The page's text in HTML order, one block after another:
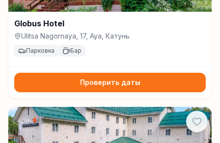
Globus Hotel
Ulitsa Nagornaya, 17, Aya, Катунь
Парковка Бар
Проверить даты